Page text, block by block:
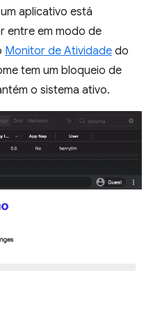
aplicativo está
entre em modo de
Monitor de Atividade do
tem um bloqueio de
o sistema ativo.